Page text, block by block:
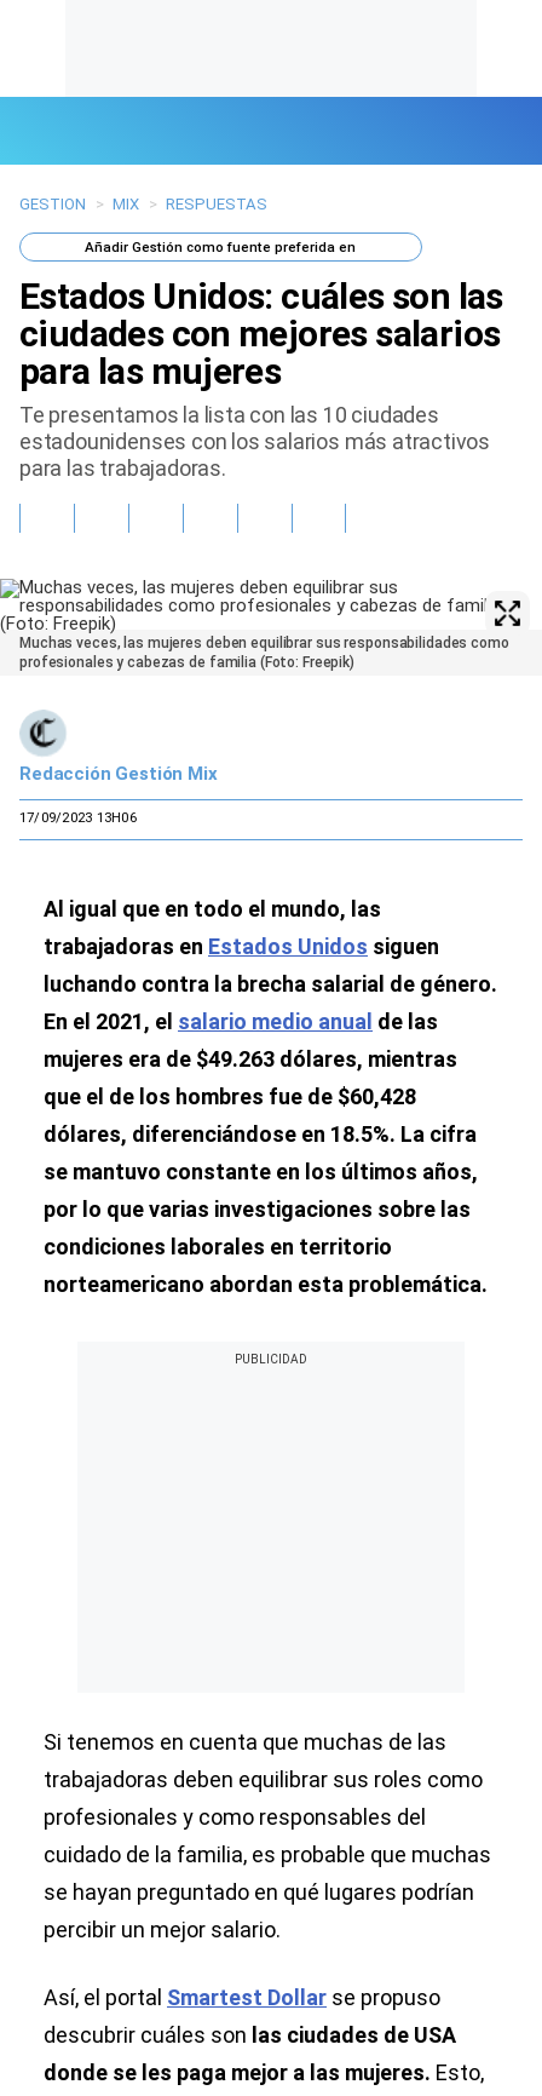
Últimas Noticias
Mi Bolsillo
Respuestas
Gente
Vida Laboral
Sports
GESTION > MIX > RESPUESTAS
AñadirGestión como fuente preferida en
Estados Unidos: cuáles son las
ciudades con mejores salarios
para las mujeres
Te presentamos la lista con las 10 ciudades
estadounidenses con los salarios más atractivos
para las trabajadoras.
Muchas veces, las mujeres deben equilibrar sus responsabilidades como
profesionales y cabezas de familia (Foto: Freepik)
Redacción Gestión Mix
17/09/2023 13H06
Al igual que en todo el mundo, las
trabajadoras en Estados Unidos siguen
luchando contra la brecha salarial de género.
En el 2021, el salario medio anual de las
mujeres era de $49.263 dólares, mientras
que el de los hombres fue de $60,428
dólares, diferenciándose en 18.5%. La cifra
se mantuvo constante en los últimos años,
por lo que varias investigaciones sobre las
condiciones laborales en territorio
norteamericano abordan esta problemática.
Si tenemos en cuenta que muchas de las
trabajadoras deben equilibrar sus roles como
profesionales y como responsables del
cuidado de la familia, es probable que muchas
se hayan preguntado en qué lugares podrían
percibir un mejor salario.
Así, el portal Smartest Dollar se propuso
descubrir cuáles son las ciudades de USA
donde se les paga mejor a las mujeres. Esto,